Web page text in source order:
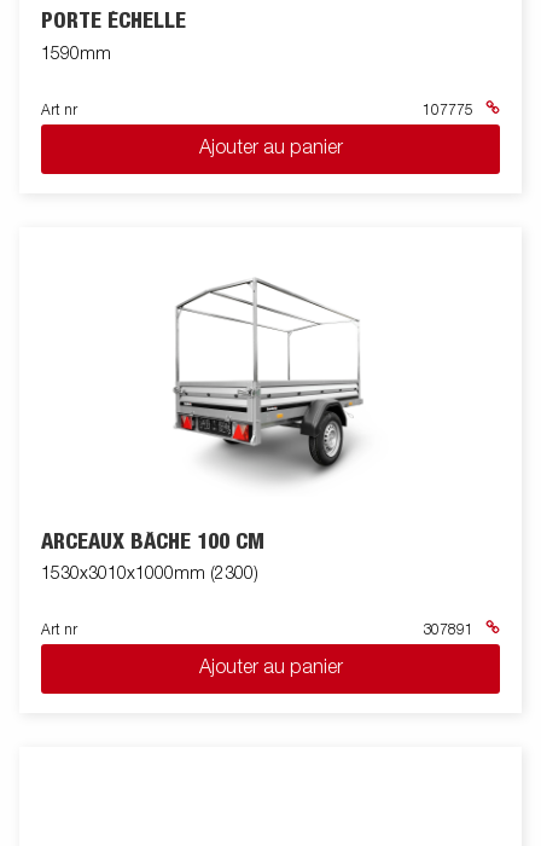
PORTE ÉCHELLE
1590mm
Art nr 107775
Ajouter au panier
ARCEAUX BÂCHE 100 CM
1530x3010x1000mm (2300)
Art nr 307891
Ajouter au panier